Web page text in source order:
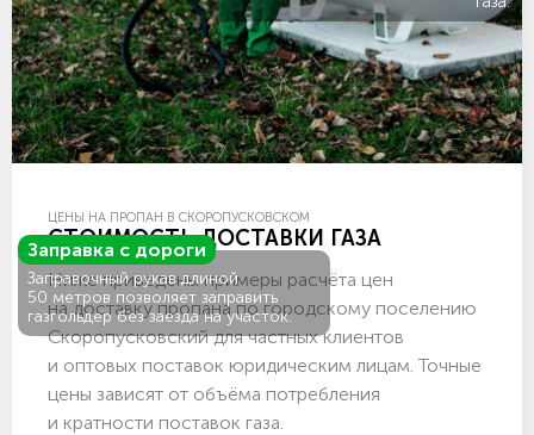
Заправка с дороги
Заправочный рукав длиной
50 метров позволяет заправить
газгольдер без заезда на участок.
ЦЕНЫ НА ПРОПАН В СКОРОПУСКОВСКОМ
СТОИМОСТЬ ДОСТАВКИ ГАЗА
Ниже приведены примеры расчёта цен
на доставку пропана по городскому поселению
Скоропусковский для частных клиентов
и оптовых поставок юридическим лицам. Точные
цены зависят от объёма потребления
и кратности поставок газа.